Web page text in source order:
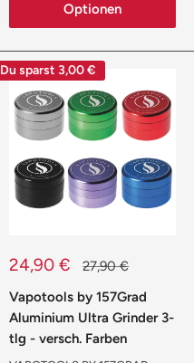
Optionen
Du sparst 3,00 €
Sonderpreis
24,90 € Normalpreis
27,90 €
Vapotools by 157Grad
Aluminium Ultra Grinder 3-
tlg - versch. Farben